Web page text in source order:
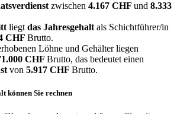
zwischen 4.167 CHF und 8.333
liegt das Jahresgehalt als Schichtführer/in
CHF Brutto.
Löhne und Gehälter liegen
CHF Brutto, das bedeutet einen
von 5.917 CHF Brutto.
können Sie rechnen